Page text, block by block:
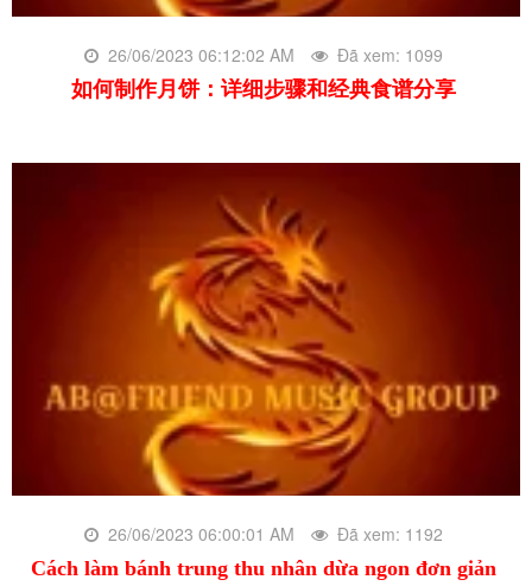
26/06/2023 06:12:02 AM Đã xem: 1099
如何制作月饼：详细步骤和经典食谱分享
26/06/2023 06:00:01 AM Đã xem: 1192
Cách làm bánh trung thu nhân dừa ngon đơn giản